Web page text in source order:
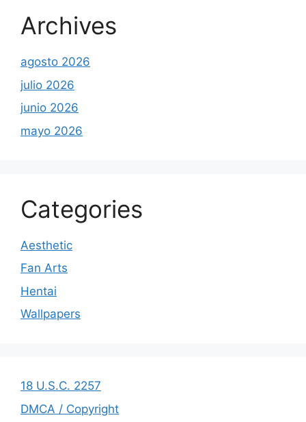
Archives
agosto 2026
julio 2026
junio 2026
mayo 2026
Categories
Aesthetic
Fan Arts
Hentai
Wallpapers
18 U.S.C. 2257
DMCA / Copyright